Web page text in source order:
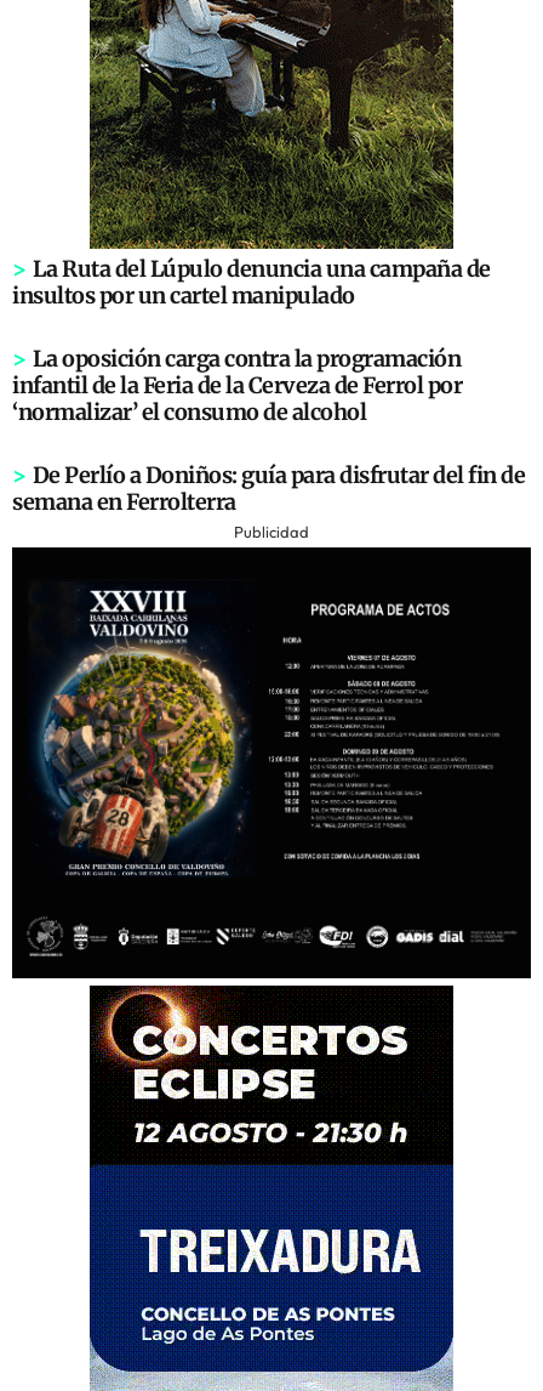
> La Ruta del Lúpulo denuncia una campaña de
insultos por un cartel manipulado
> La oposición carga contra la programación
infantil de la Feria de la Cerveza de Ferrol por
‘normalizar’ el consumo de alcohol
> De Perlío a Doniños: guía para disfrutar del fin de
semana en Ferrolterra
Publicidad